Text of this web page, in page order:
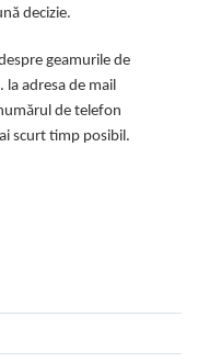
decizie.
geamurile de
adresa de mail
de telefon
scurt timp posibil.